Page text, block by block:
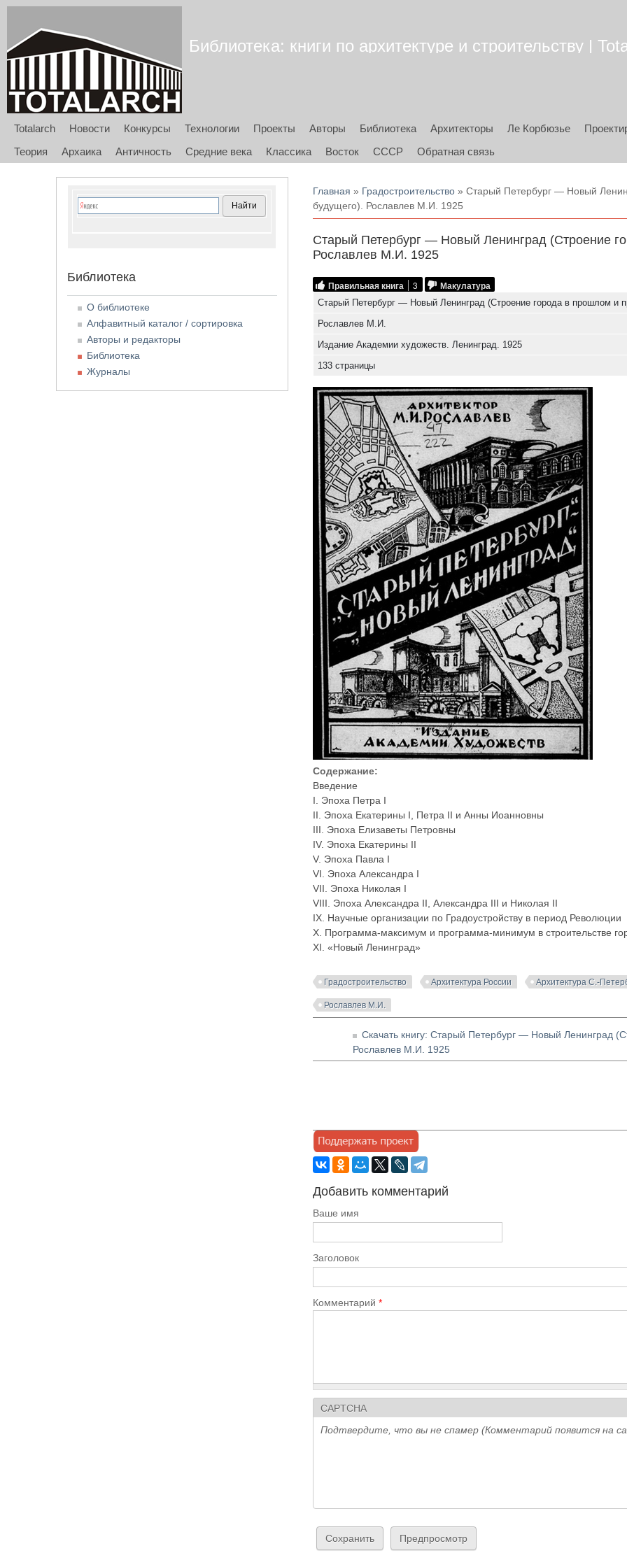
Библиотека: книги по архитектуре и строительству |
Totalarch Новости Конкурсы Технологии Проекты Авторы Библиотека Архитекторы Ле Корбюзье
Теория
Архаика Античность Средние века Классика Восток СССР Обратная связь
Вы здесь
Главная » Градостроительство » Старый Петербург — Новый
будущего). Рославлев М.И. 1925
Старый Петербург — Новый Ленинград (Строение
Рославлев М.И. 1925
Правильная книга 3 Макулатура
Старый Петербург — Новый Ленинград (Строение города в прошлом и
Рославлев М.И.
Издание Академии художеств. Ленинград. 1925
133 страницы
Содержание:
Введение
I. Эпоха Петра І
II. Эпоха Екатерины І, Петра ІІ и Анны Иоанновны
III. Эпоха Елизаветы Петровны
IV. Эпоха Екатерины II
V. Эпоха Павла I
VI. Эпоха Александра І
VII. Эпоха Николая I
VIII. Эпоха Александра II, Александра III и Николая II
IX. Научные организации по Градоустройству в период Революции
X. Программа-максимум и программа-минимум в строительстве
XI. «Новый Ленинград»
Градостроительство Архитектура России Архитектура С.-
Рославлев М.И.
Скачать книгу: Старый Петербург — Новый Ленинград
Рославлев М.И. 1925
Добавить комментарий
Ваше имя
Заголовок
Комментарий*
CAPTCHA
Подтвердите, что вы не спамер (Комментарий появится на
Библиотека
О библиотеке
Алфавитный каталог / сортировка
Авторы и редакторы
Библиотека
Журналы